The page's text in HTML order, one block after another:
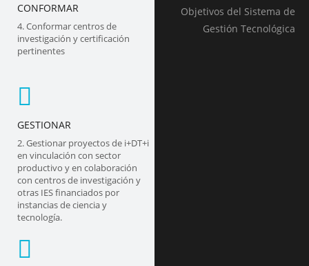
CONFORMAR
4. Conformar centros de
investigación y certificación
pertinentes
GESTIONAR
2. Gestionar proyectos de i+DT+i
en vinculación con sector
productivo y en colaboración
con centros de investigación y
otras IES financiados por
instancias de ciencia y
tecnología.
Objetivos del Sistema de
Gestión Tecnológica